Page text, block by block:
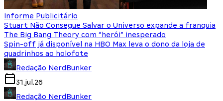
Informe Publicitário
Stuart Não Consegue Salvar o Universo expande a franquia
The Big Bang Theory com “herói” inesperado
Spin-off já disponível na HBO Max leva o dono da loja de
quadrinhos ao holofote
Redação NerdBunker
31.jul.26
Redação NerdBunker